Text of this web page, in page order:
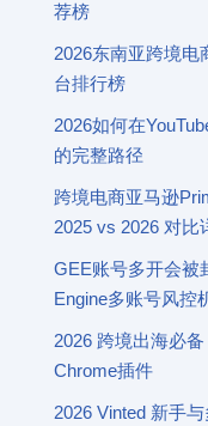
荐榜
2026东南亚跨境电
台排行榜
2026如何在
的完整路径
跨境电商亚马逊
2025 vs 2026 对比
GEE账号多开会被
Engine多账号风控
2026 跨境出海必
Chrome插件
2026 Vinted 新手